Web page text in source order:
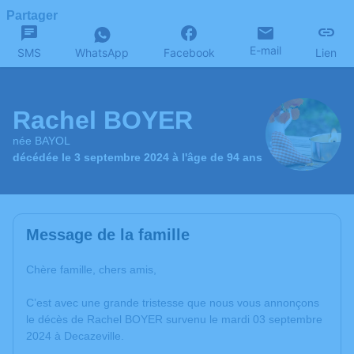
Partager
SMS WhatsApp Facebook E-mail Lien
Rachel BOYER
née BAYOL
décédée le 3 septembre 2024 à l'âge de 94 ans
Message de la famille
Chère famille, chers amis,
C’est avec une grande tristesse que nous vous annonçons
le décès de Rachel BOYER survenu le mardi 03 septembre
2024 à Decazeville.